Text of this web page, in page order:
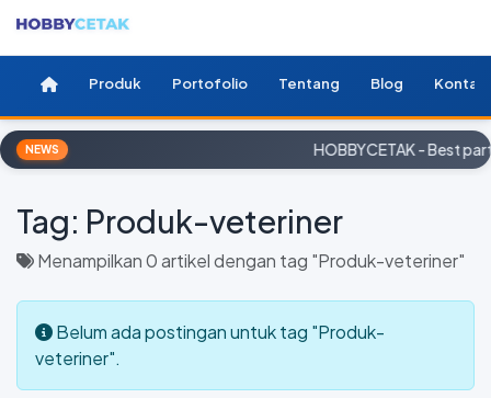
Produk Portofolio Tentang Blog Kontak
NEWS HOBBYCETAK - Best
Tag: Produk-veteriner
Menampilkan 0 artikel dengan tag "Produk-veteriner"
Belum ada postingan untuk tag "Produk-
veteriner".